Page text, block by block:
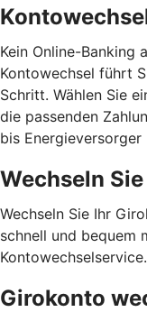
Kein Online-Banking
Kontowechsel führt
Schritt. Wählen Sie
die passenden
bis Energieversorger
Wechseln
Wechseln Sie Ihr
schnell und bequem
Kontowechselservice.
Girokonto